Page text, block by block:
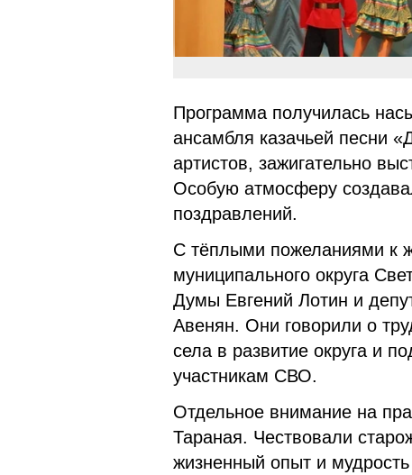
Программа получилась
ансамбля казачьей песни
артистов, зажигательно
Особую атмосферу
поздравлений.
С тёплыми пожеланиями к
муниципального округа
Думы Евгений Лотин и
Авенян. Они говорили о
села в развитие округа и
участникам СВО.
Отдельное внимание на
Тараная. Чествовали
жизненный опыт и